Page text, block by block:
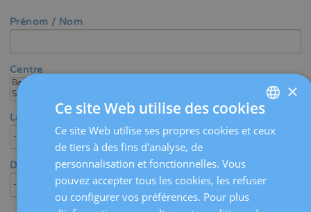
Prénom / Nom
Centre
Langue
Domaine médical / Spécialité
SPANISH
×
Ce site Web utilise des cookies
Ce site Web utilise ses propres cookies et ceux
de tiers à des fins d'analyse, de
personnalisation et fonctionnelles. Vous
pouvez accepter tous les cookies, les refuser
ou configurer vos préférences. Pour plus